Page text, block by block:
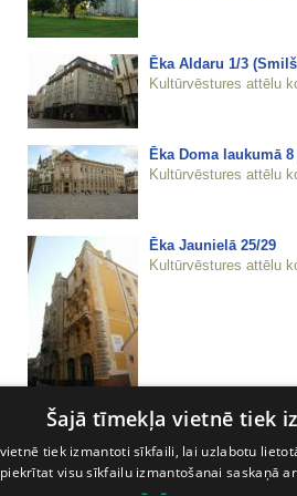
Ēka Aldaru 1/3
Kultūrvēstures attēlu
Ēka Doma laukumā
Kultūrvēstures attēlu
Ēka Jaunielā 25/29
Kultūrvēstures attēlu
Ēka Jaunielā 25/29
Kultūrvēstures attēlu
Šajā tīmekļa vietnē tiek
tiek izmantoti sīkfaili, lai uzlabotu
visu sīkfailu izmantošanai saskaņā